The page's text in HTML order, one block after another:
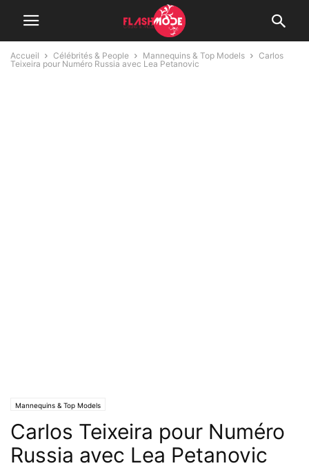
Accueil Célébrités & People Mannequins & Top Models
Carlos
Teixeira pour Numéro Russia avec Lea Petanovic
Mannequins & Top Models
Carlos Teixeira pour Numéro
Russia avec Lea Petanovic